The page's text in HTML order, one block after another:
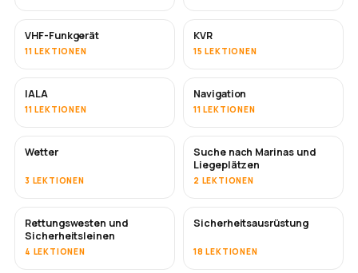
VHF-Funkgerät
11 LEKTIONEN
KVR
15 LEKTIONEN
IALA
11 LEKTIONEN
Navigation
11 LEKTIONEN
Wetter
3 LEKTIONEN
Suche nach Marinas und
Liegeplätzen
2 LEKTIONEN
Rettungswesten und
Sicherheitsleinen
4 LEKTIONEN
Sicherheitsausrüstung
18 LEKTIONEN